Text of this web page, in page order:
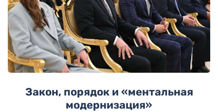
Закон, порядок и «ментальная
модернизация»